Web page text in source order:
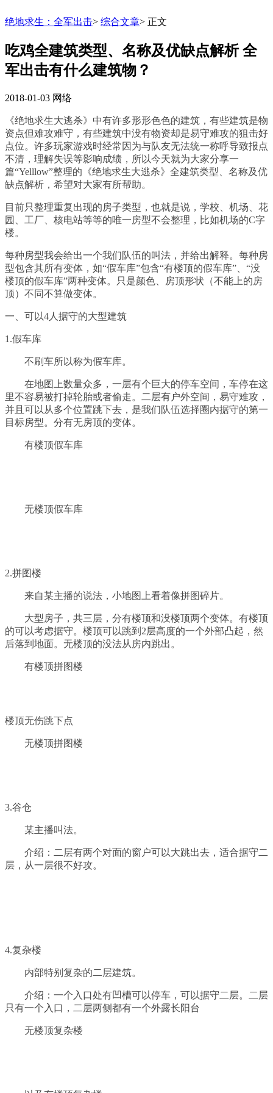
绝地求生：全军出击> 综合文章> 正文
吃鸡全建筑类型、名称及优缺点解析 全
军出击有什么建筑物？
2018-01-03 网络
《绝地求生大逃杀》中有许多形形色色的建筑，有些建筑是物
资点但难攻难守，有些建筑中没有物资却是易守难攻的狙击好
点位。许多玩家游戏时经常因为与队友无法统一称呼导致报点
不清，理解失误等影响成绩，所以今天就为大家分享一
篇“Yelllow”整理的《绝地求生大逃杀》全建筑类型、名称及优
缺点解析，希望对大家有所帮助。
目前只整理重复出现的房子类型，也就是说，学校、机场、花
园、工厂、核电站等等的唯一房型不会整理，比如机场的C字
楼。
每种房型我会给出一个我们队伍的叫法，并给出解释。每种房
型包含其所有变体，如“假车库”包含“有楼顶的假车库”、“没
楼顶的假车库”两种变体。只是颜色、房顶形状（不能上的房
顶）不同不算做变体。
一、可以4人据守的大型建筑
1.假车库
不刷车所以称为假车库。
在地图上数量众多，一层有个巨大的停车空间，车停在这
里不容易被打掉轮胎或者偷走。二层有户外空间，易守难攻，
并且可以从多个位置跳下去，是我们队伍选择圈内据守的第一
目标房型。分有无房顶的变体。
有楼顶假车库
无楼顶假车库
2.拼图楼
来自某主播的说法，小地图上看着像拼图碎片。
大型房子，共三层，分有楼顶和没楼顶两个变体。有楼顶
的可以考虑据守。楼顶可以跳到2层高度的一个外部凸起，然
后落到地面。无楼顶的没法从房内跳出。
有楼顶拼图楼
楼顶无伤跳下点
无楼顶拼图楼
3.谷仓
某主播叫法。
介绍：二层有两个对面的窗户可以大跳出去，适合据守二
层，从一层很不好攻。
4.复杂楼
内部特别复杂的二层建筑。
介绍：一个入口处有凹槽可以停车，可以据守二层。二层
只有一个入口，二层两侧都有一个外露长阳台
无楼顶复杂楼